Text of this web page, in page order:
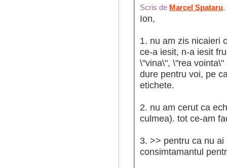
Scris de Marcel Spataru,
Ion,
1. nu am zis nicaieri
ce-a iesit, n-a iesit
\"vina\", \"rea
dure pentru voi, pe
etichete.
2. nu am cerut ca
culmea). tot ce-am
3. >> pentru ca nu
consimtamantul